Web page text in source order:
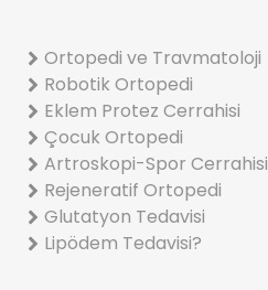
Ortopedi ve Travmatoloji
Robotik Ortopedi
Eklem Protez Cerrahisi
Çocuk Ortopedi
Artroskopi-Spor Cerrahisi
Rejeneratif Ortopedi
Glutatyon Tedavisi
Lipödem Tedavisi?